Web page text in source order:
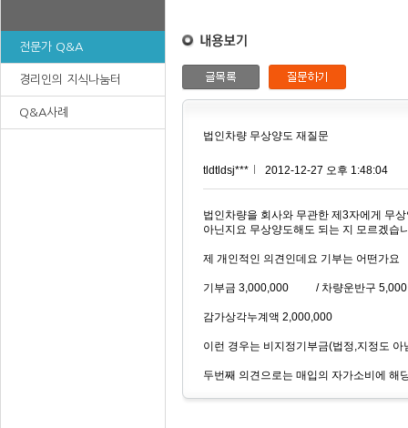
전문가 Q&A
경리인의 지식나눔터
Q&A사례
법인차량 무상양도 재질문
tldtldsj*** 2012-12-27 오후 1:48:04
법인차량을 회사와 무관한 제3자에게 무
아닌지요 무상양도해도 되는 지 모르겠
제 개인적인 의견인데요 기부는 어떤가요
기부금 3,000,000 / 차량운반구
감가상각누계액 2,000,000
이런 경우는 비지정기부금(법정,지정도
두번째 의견으로는 매입의 자가소비에 해